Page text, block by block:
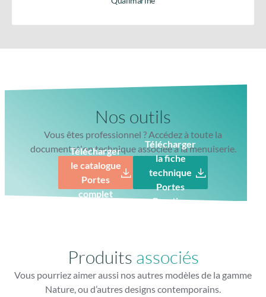
Nos outils
Vous êtes professionnel ? Accédez à toute la
documentation technique associée à la menuiserie.
Télécharger
le catalogue
Portes
complet
Télécharger
la fiche
technique
Portes
Prestige
Produits associés
Vous pourriez aimer aussi nos autres modèles de la gamme
Nature, ou d’autres designs contemporains.